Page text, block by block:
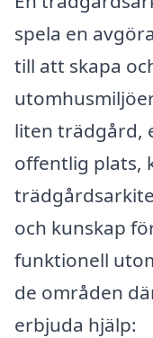
spela en
till att skapa
liten trädgård,
offentlig plats,
och kunskap
funktionell
de områden
erbjuda hjälp: